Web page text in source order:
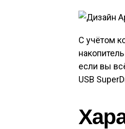
С учётом
если вы
USB